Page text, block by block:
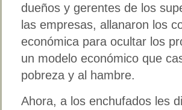
dueños y gerentes de los
las empresas, allanaron los
económica para ocultar los
un modelo económico que
pobreza y al hambre.
Ahora, a los enchufados les